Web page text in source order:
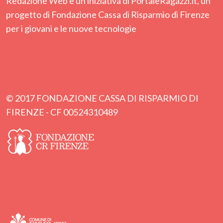
progetto di Fondazione Cassa di Risparmio di Firenze
per i giovani e le nuove tecnologie
© 2017 FONDAZIONE CASSA DI RISPARMIO DI
FIRENZE - CF 00524310489